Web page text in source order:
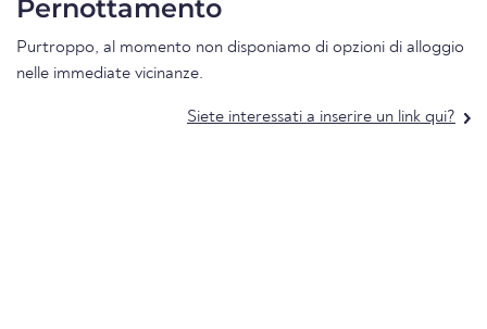
Pernottamento
Purtroppo, al momento non disponiamo di opzioni di alloggio
nelle immediate vicinanze.
Siete interessati a inserire un link qui?